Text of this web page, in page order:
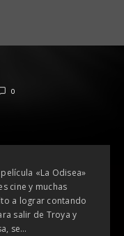
0
«La Odisea»
cine y muchas
a lograr contando
salir de Troya y
se…